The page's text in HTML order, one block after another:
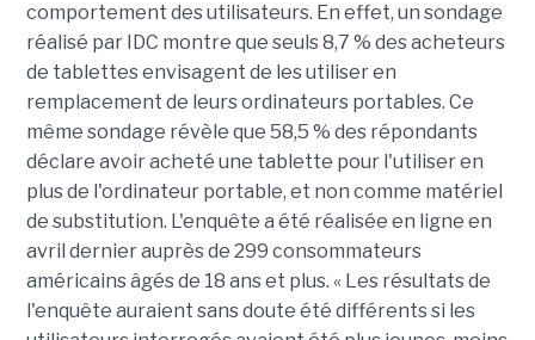
comportement des utilisateurs. En effet, un sondage
réalisé par IDC montre que seuls 8,7 % des acheteurs
de tablettes envisagent de les utiliser en
remplacement de leurs ordinateurs portables. Ce
même sondage révèle que 58,5 % des répondants
déclare avoir acheté une tablette pour l'utiliser en
plus de l'ordinateur portable, et non comme matériel
de substitution. L'enquête a été réalisée en ligne en
avril dernier auprès de 299 consommateurs
américains âgés de 18 ans et plus. « Les résultats de
l'enquête auraient sans doute été différents si les